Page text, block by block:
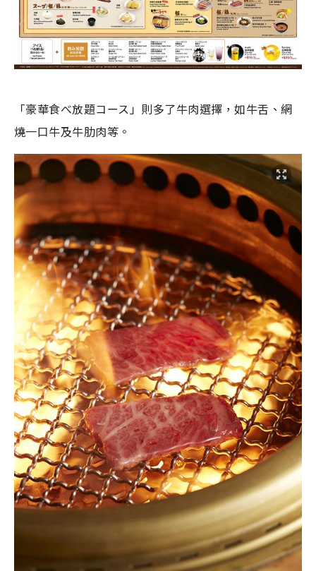
「豪華食べ放題コース」則多了牛肉選擇，如牛舌、網
燒一口牛及牛肋肉等。